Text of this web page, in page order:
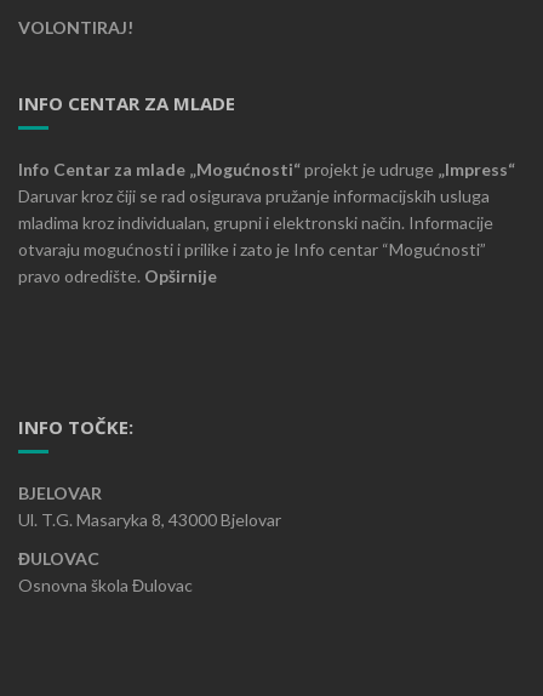
VOLONTIRAJ!
INFO CENTAR ZA MLADE
Info Centar za mlade „Mogućnosti“projekt je udruge „Impress“
Daruvar kroz čiji se rad osigurava pružanje informacijskih usluga
mladima kroz individualan, grupni i elektronski način. Informacije
otvaraju mogućnosti i prilike i zato je Info centar “Mogućnosti”
pravo odredište. Opširnije
INFO TOČKE:
BJELOVAR
Ul. T.G. Masaryka 8, 43000 Bjelovar
ĐULOVAC
Osnovna škola Đulovac